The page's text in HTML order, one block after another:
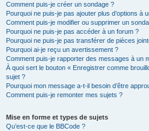
Comment puis-je créer un sondage ?
Pourquoi ne puis-je pas ajouter plus d’options à
Comment puis-je modifier ou supprimer un
Pourquoi ne puis-je pas accéder à un forum ?
Pourquoi ne puis-je pas transférer de pièces
Pourquoi ai-je reçu un avertissement ?
Comment puis-je rapporter des messages à un
À quoi sert le bouton « Enregistrer comme
sujet ?
Pourquoi mon message a-t-il besoin d’être
Comment puis-je remonter mes sujets ?
Mise en forme et types de sujets
Qu’est-ce que le BBCode ?